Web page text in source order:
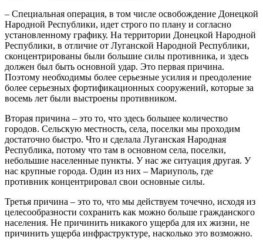
– Специальная операция, в том числе освобождение Донецкой
Народной Республики, идет строго по плану и согласно
установленному графику. На территории Донецкой Народной
Республики, в отличие от Луганской Народной Республики,
сконцентрированы были большие силы противника, и здесь
должен был быть основной удар. Это первая причина.
Поэтому необходимы более серьезные усилия и преодоление
более серьезных фортификационных сооружений, которые за
восемь лет были выстроены противником.
Вторая причина – это то, что здесь большее количество
городов. Сельскую местность, села, поселки мы проходим
достаточно быстро. Что и сделала Луганская Народная
Республика, потому что там в основном села, поселки,
небольшие населенные пункты. У нас же ситуация другая. У
нас крупные города. Один из них – Мариуполь, где
противник концентрировал свои основные силы.
Третья причина – это то, что мы действуем точечно, исходя из
целесообразности сохранить как можно больше гражданского
населения. Не причинить никакого ущерба для их жизни, не
причинить ущерба инфраструктуре, насколько это возможно.